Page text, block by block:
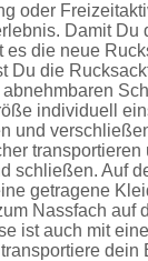
oder
Damit
es die neue
Du die
individuell
und
schließen. Auf
getragene
Nassfach auf
ist auch mit